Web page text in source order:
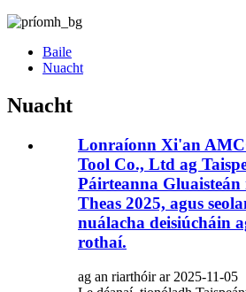
Baile
Nuacht
Nuacht
Lonraíonn Xi'an
Tool Co., Ltd ag
Páirteanna
Theas 2025, agus
nuálacha deisiúcháin
rothaí.
ag an riarthóir ar 2025-11-05